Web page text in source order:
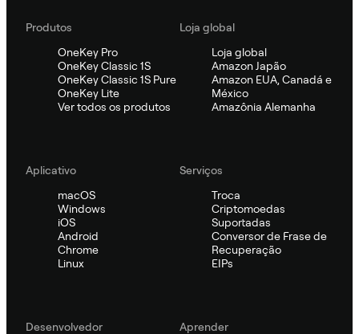
Produtos
OneKey Pro
OneKey Classic 1S
OneKey Classic 1S Pure
OneKey Lite
Ver todos os produtos
Loja global
Loja global
Amazon Japão
Amazon EUA, Canadá e
México
Amazônia Alemanha
Aplicativo
macOS
Windows
iOS
Android
Chrome
Linux
Serviços
Troca
Criptomoedas
Suportadas
Conversor de Frase de
Recuperação
EIPs
Desenvolvedor
Aprender